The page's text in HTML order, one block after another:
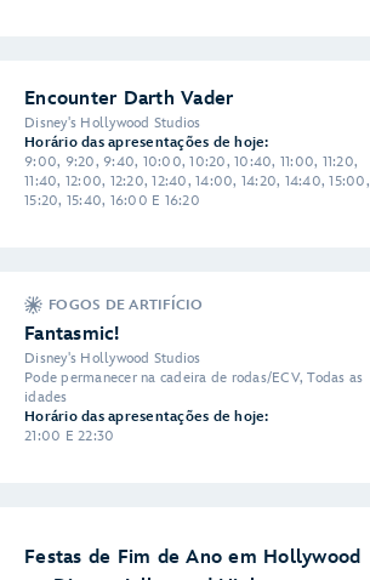
Encounter Darth Vader
Disney's Hollywood Studios
Horário das apresentações de hoje:
9:00, 9:20, 9:40, 10:00, 10:20, 10:40, 11:00, 11:20,
11:40, 12:00, 12:20, 12:40, 14:00, 14:20, 14:40, 15:00,
15:20, 15:40, 16:00 E 16:20
FOGOS DE ARTIFÍCIO
Fantasmic!
Disney's Hollywood Studios
Pode permanecer na cadeira de rodas/ECV, Todas as
idades
Horário das apresentações de hoje:
21:00 E 22:30
Festas de Fim de Ano em Hollywood